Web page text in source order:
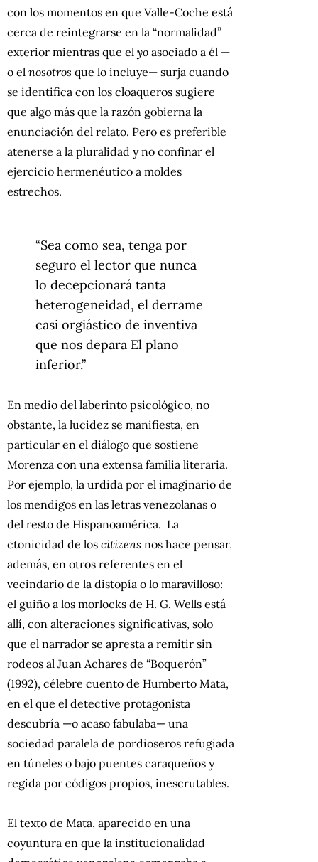
con los momentos en que Valle-Coche está
cerca de reintegrarse en la “normalidad”
exterior mientras que el yo asociado a él —
o el nosotros que lo incluye— surja cuando
se identifica con los cloaqueros sugiere
que algo más que la razón gobierna la
enunciación del relato. Pero es preferible
atenerse a la pluralidad y no confinar el
ejercicio hermenéutico a moldes
estrechos.
“Sea como sea, tenga por
seguro el lector que nunca
lo decepcionará tanta
heterogeneidad, el derrame
casi orgiástico de inventiva
que nos depara El plano
inferior.”
En medio del laberinto psicológico, no
obstante, la lucidez se manifiesta, en
particular en el diálogo que sostiene
Morenza con una extensa familia literaria.
Por ejemplo, la urdida por el imaginario de
los mendigos en las letras venezolanas o
del resto de Hispanoamérica. La
ctonicidad de los citizens nos hace pensar,
además, en otros referentes en el
vecindario de la distopía o lo maravilloso:
el guiño a los morlocks de H. G. Wells está
allí, con alteraciones significativas, solo
que el narrador se apresta a remitir sin
rodeos al Juan Achares de “Boquerón”
(1992), célebre cuento de Humberto Mata,
en el que el detective protagonista
descubría —o acaso fabulaba— una
sociedad paralela de pordioseros refugiada
en túneles o bajo puentes caraqueños y
regida por códigos propios, inescrutables.
El texto de Mata, aparecido en una
coyuntura en que la institucionalidad